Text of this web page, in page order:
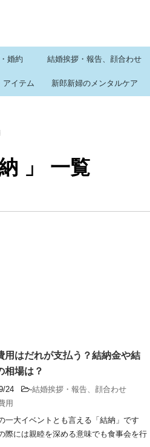
婚約 結婚挨拶・報告、顔合わせ
アイテム 新郎新婦のメンタルケア
納 」 一覧
用はだれが支払う？結納金や結
相場は？
24 -結婚挨拶・報告、顔合わせ
用
一大イベントとも言える「結納」です
際には親睦を深める意味でも食事会を行